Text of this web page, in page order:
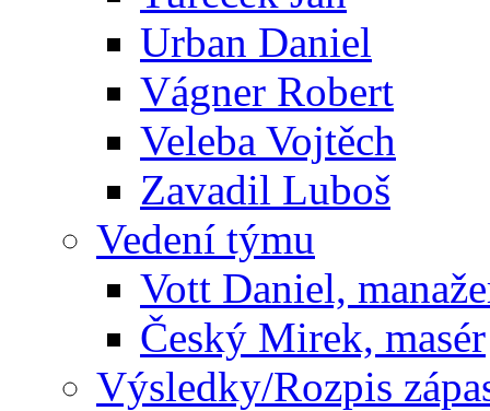
Urban Daniel
Vágner Robert
Veleba Vojtěch
Zavadil Luboš
Vedení týmu
Vott Daniel,
Český Mirek, masér
Výsledky/Rozpis